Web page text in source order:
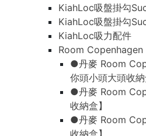
KiahLoc吸盤掛勾
KiahLoc吸盤掛勾
KiahLoc吸力配件
Room Copenhagen
●丹麥 Room
你頭小頭大頭收納
●丹麥 Room
收納盒】
●丹麥 Room
收納盒】